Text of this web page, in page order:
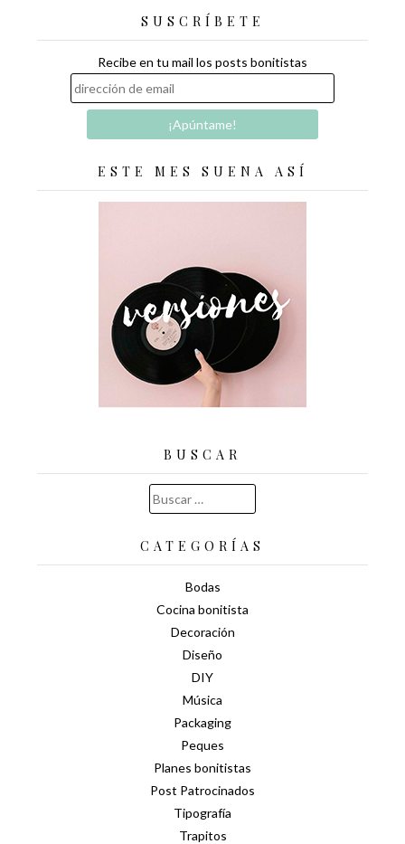
SUSCRÍBETE
Recibe en tu mail los posts bonitistas
ESTE MES SUENA ASÍ
BUSCAR
Buscar:
CATEGORÍAS
Bodas
Cocina bonitista
Decoración
Diseño
DIY
Música
Packaging
Peques
Planes bonitistas
Post Patrocinados
Tipografía
Trapitos